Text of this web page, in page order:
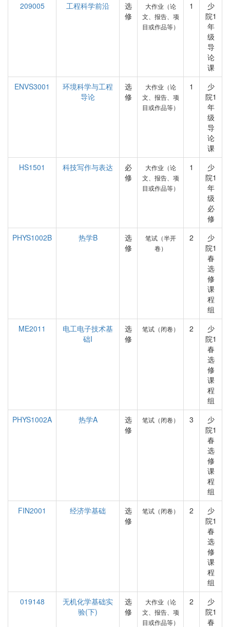
209005 工程科学前沿
选
修
大作业（论
文、报告、项
目或作品等）
1
少
院1
年
级
导
论
课
ENVS3001
环境科学与工程
导论
选
修
大作业（论
文、报告、项
目或作品等）
1
少
院1
年
级
导
论
课
HS1501
科技写作与表达
必
修
大作业（论
文、报告、项
目或作品等）
1
少
院1
年
级
必
修
PHYS1002B
热学B
选
修
笔试（半开
卷）
2
少
院1
春
选
修
课
程
组
ME2011
电工电子技术基
础I
选
修
笔试（闭卷） 2
少
院1
春
选
修
课
程
组
PHYS1002A
热学A
选
修
笔试（闭卷） 3
少
院1
春
选
修
课
程
组
FIN2001
经济学基础
选
修
笔试（闭卷） 2
少
院1
春
选
修
课
程
组
019148
无机化学基础实
验(下)
选
修
大作业（论
文、报告、项
目或作品等）
2
少
院1
春